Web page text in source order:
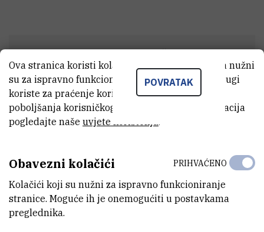
I UČINCI METALA U TRAGOVIMA U AKVATIČKIH
ORGANIZAMA (AQUAMAPMET)
Terenski rad
POVRATAK
Ova stranica koristi kolačiće. Neki od tih kolačića nužni
su za ispravno funkcioniranje stranice, dok se drugi
koriste za praćenje korištenja stranice radi
poboljšanja korisničkog iskustva. Za više informacija
pogledajte naše uvjete korištenja.
Obavezni kolačići
Kolačići koji su nužni za ispravno funkcioniranje
stranice. Moguće ih je onemogućiti u postavkama
preglednika.
PRIHVAĆENO